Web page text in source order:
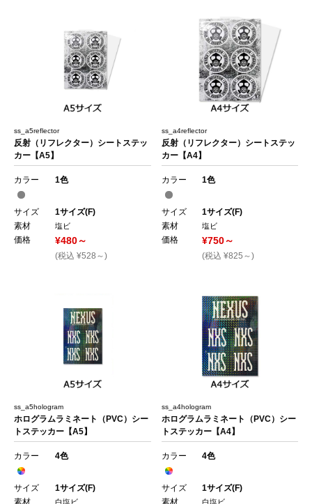
ss_a5reflector
反射（リフレクター）シートステッ
カー【A5】
カラー 1色
サイズ
1サイズ(F)
素材
塩ビ
価格 ¥480～
(税込 ¥528～)
ss_a4reflector
反射（リフレクター）シートステッ
カー【A4】
カラー 1色
サイズ
1サイズ(F)
素材
塩ビ
価格 ¥750～
(税込 ¥825～)
ss_a5hologram
ホログラムラミネート（PVC）シー
トステッカー【A5】
カラー 4色
サイズ
1サイズ(F)
素材
白塩ビ
ss_a4hologram
ホログラムラミネート（PVC）シー
トステッカー【A4】
カラー 4色
サイズ
1サイズ(F)
素材
白塩ビ